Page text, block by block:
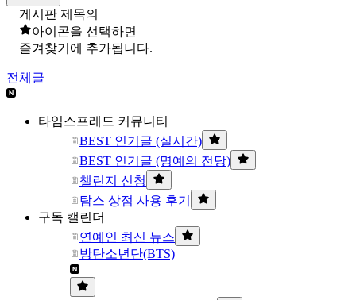
게시판 제목의
아이콘을 선택하면
즐겨찾기에 추가됩니다.
전체글
타임스프레드 커뮤니티
BEST 인기글 (실시간)
BEST 인기글 (명예의 전당)
챌린지 신청
탐스 상점 사용 후기
구독 캘린더
연예인 최신 뉴스
방탄소년단(BTS)